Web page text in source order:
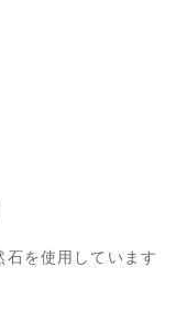
を使用しています